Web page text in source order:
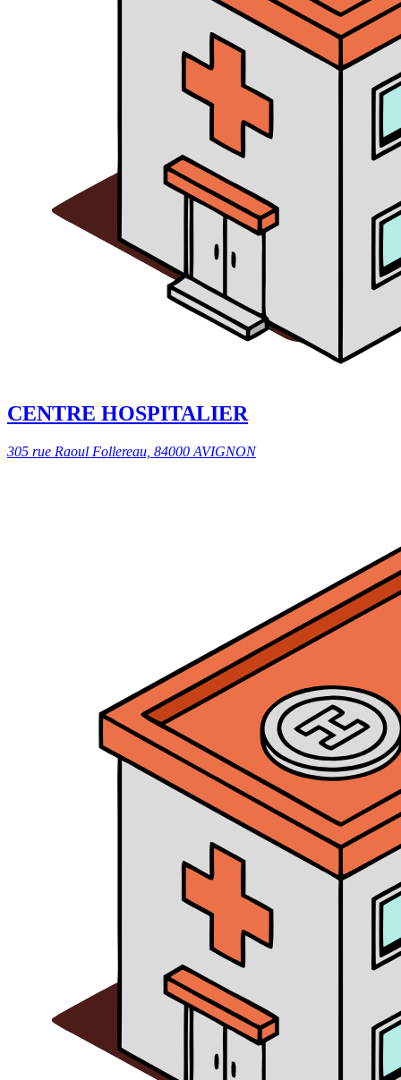
CENTRE HOSPITALIER
305 rue Raoul Follereau, 84000 AVIGNON